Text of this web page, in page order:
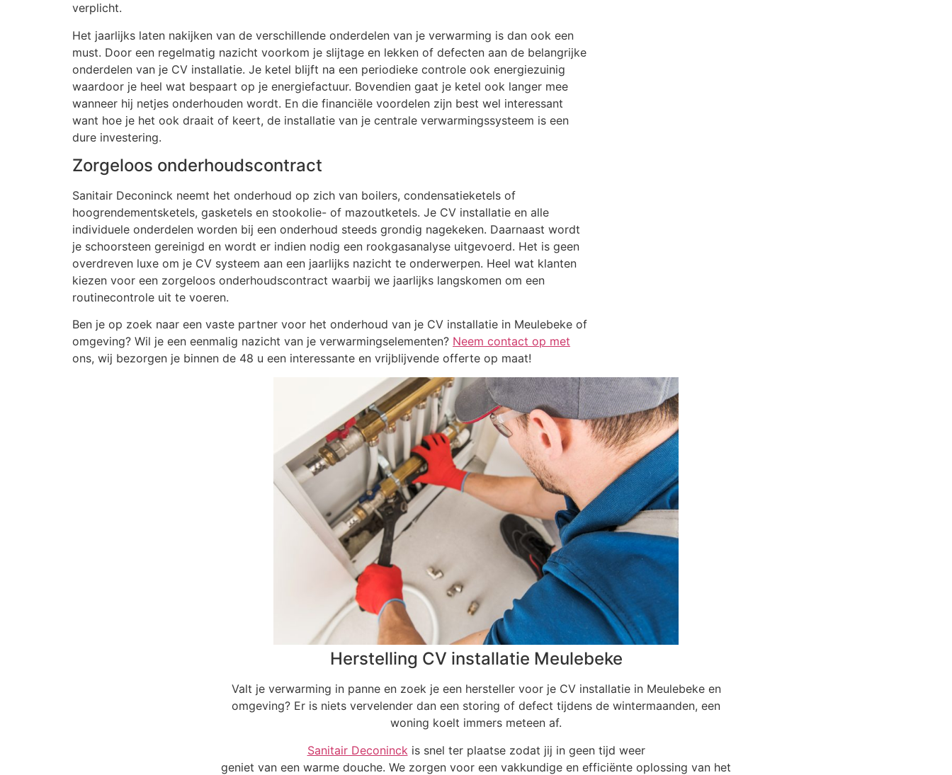
verplicht.
Het jaarlijks laten nakijken van de verschillende onderdelen van je verwarming is dan ook een
must. Door een regelmatig nazicht voorkom je slijtage en lekken of defecten aan de belangrijke
onderdelen van je CV installatie. Je ketel blijft na een periodieke controle ook energiezuinig
waardoor je heel wat bespaart op je energiefactuur. Bovendien gaat je ketel ook langer mee
wanneer hij netjes onderhouden wordt. En die financiële voordelen zijn best wel interessant
want hoe je het ook draait of keert, de installatie van je centrale verwarmingssysteem is een
dure investering.
Zorgeloos onderhoudscontract
Sanitair Deconinck neemt het onderhoud op zich van boilers, condensatieketels of
hoogrendementsketels, gasketels en stookolie- of mazoutketels. Je CV installatie en alle
individuele onderdelen worden bij een onderhoud steeds grondig nagekeken. Daarnaast wordt
je schoorsteen gereinigd en wordt er indien nodig een rookgasanalyse uitgevoerd. Het is geen
overdreven luxe om je CV systeem aan een jaarlijks nazicht te onderwerpen. Heel wat klanten
kiezen voor een zorgeloos onderhoudscontract waarbij we jaarlijks langskomen om een
routinecontrole uit te voeren.
Ben je op zoek naar een vaste partner voor het onderhoud van je CV installatie in Meulebeke of
omgeving? Wil je een eenmalig nazicht van je verwarmingselementen? Neem contact op met
ons, wij bezorgen je binnen de 48 u een interessante en vrijblijvende offerte op maat!
Herstelling CV installatie Meulebeke
Valt je verwarming in panne en zoek je een hersteller voor je CV installatie in Meulebeke en
omgeving? Er is niets vervelender dan een storing of defect tijdens de wintermaanden, een
woning koelt immers meteen af.
Sanitair Deconinck is snel ter plaatse zodat jij in geen tijd weer
geniet van een warme douche. We zorgen voor een vakkundige en efficiënte oplossing van het